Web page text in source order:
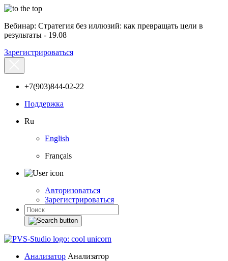
Вебинар: Стратегия без иллюзий: как превращать цели в
результаты - 19.08
Зарегистрироваться
+7(903)844-02-22
Поддержка
Ru
English
Français
Авторизоваться
Зарегистрироваться
Анализатор Анализатор